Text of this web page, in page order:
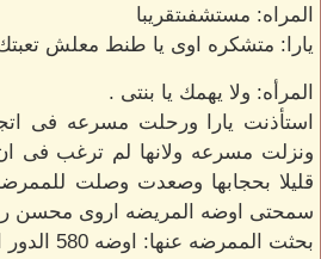
المراه: مستشفىتقريبا
يارا: متشكره اوى يا طنط معلش تعبتك
المرأه: ولا يهمك يا بنتى .
استأذنت يارا ورحلت مسرعه فى
ونزلت مسرعه ولانها لم ترغب فى
قليلا بحجابها وصعدت وصلت
سمحتى اوضه المريضه اروى محسن
بحثت الممرضه عنها: اوضه 580 الدور الخامس